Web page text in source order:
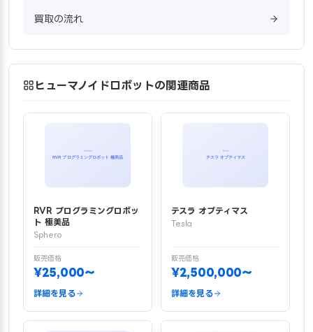
買取の流れ
ヒューマノイドロボットの関連商品
RVR プログラミングロボッ
ト 極美品
Sphero
販売価格
¥25,000〜
詳細を見る
テスラ オプティマス
Tesla
販売価格
¥2,500,000〜
詳細を見る